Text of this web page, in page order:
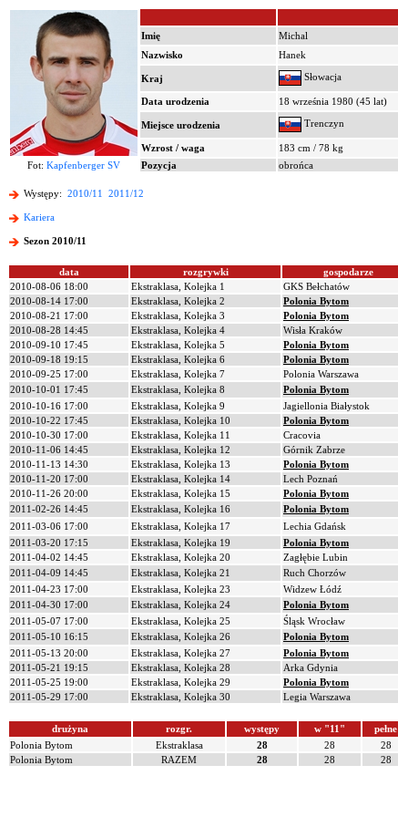
Imię
Michal
Nazwisko
Hanek
Kraj Słowacja
Data urodzenia 18 września 1980 (45 lat)
Miejsce urodzenia Trenczyn
Wzrost / waga
183 cm / 78 kg
Fot: Kapfenberger SV Pozycja obrońca
Występy: 2010/11 2011/12
Kariera
Sezon 2010/11
data rozgrywki gospodarze
2010-08-06 18:00
Ekstraklasa, Kolejka 1 GKS Bełchatów
2010-08-14 17:00
Ekstraklasa, Kolejka 2 Polonia Bytom
2010-08-21 17:00
Ekstraklasa, Kolejka 3 Polonia Bytom
2010-08-28 14:45
Ekstraklasa, Kolejka 4 Wisła Kraków
2010-09-10 17:45
Ekstraklasa, Kolejka 5 Polonia Bytom
2010-09-18 19:15
Ekstraklasa, Kolejka 6 Polonia Bytom
2010-09-25 17:00
Ekstraklasa, Kolejka 7 Polonia Warszawa
2010-10-01 17:45
Ekstraklasa, Kolejka 8 Polonia Bytom
2010-10-16 17:00
Ekstraklasa, Kolejka 9 Jagiellonia Białystok
2010-10-22 17:45
Ekstraklasa, Kolejka 10 Polonia Bytom
2010-10-30 17:00
Ekstraklasa, Kolejka 11 Cracovia
2010-11-06 14:45
Ekstraklasa, Kolejka 12 Górnik Zabrze
2010-11-13 14:30
Ekstraklasa, Kolejka 13 Polonia Bytom
2010-11-20 17:00
Ekstraklasa, Kolejka 14 Lech Poznań
2010-11-26 20:00
Ekstraklasa, Kolejka 15 Polonia Bytom
2011-02-26 14:45
Ekstraklasa, Kolejka 16 Polonia Bytom
2011-03-06 17:00
Ekstraklasa, Kolejka 17 Lechia Gdańsk
2011-03-20 17:15
Ekstraklasa, Kolejka 19 Polonia Bytom
2011-04-02 14:45
Ekstraklasa, Kolejka 20 Zagłębie Lubin
2011-04-09 14:45
Ekstraklasa, Kolejka 21 Ruch Chorzów
2011-04-23 17:00
Ekstraklasa, Kolejka 23 Widzew Łódź
2011-04-30 17:00
Ekstraklasa, Kolejka 24 Polonia Bytom
2011-05-07 17:00
Ekstraklasa, Kolejka 25 Śląsk Wrocław
2011-05-10 16:15
Ekstraklasa, Kolejka 26 Polonia Bytom
2011-05-13 20:00
Ekstraklasa, Kolejka 27 Polonia Bytom
2011-05-21 19:15
Ekstraklasa, Kolejka 28 Arka Gdynia
2011-05-25 19:00
Ekstraklasa, Kolejka 29 Polonia Bytom
2011-05-29 17:00
Ekstraklasa, Kolejka 30 Legia Warszawa
drużyna rozgr. występy w "11" pełne
Polonia Bytom
Ekstraklasa 28 28 28
Polonia Bytom
RAZEM 28 28 28